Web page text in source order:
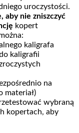
uroczystości.
aby nie zniszczyć
kopert
kaligrafa
kaligrafii
na
materiał)
wybraną
kopertach, aby